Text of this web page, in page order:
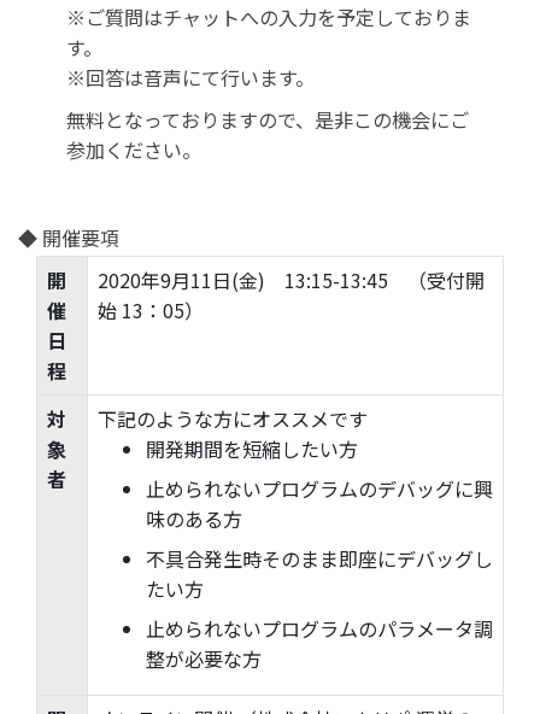
※ご質問はチャットへの入力を予定しておりま
す。
※回答は音声にて行います。
無料となっておりますので、是非この機会にご
参加ください。
◆ 開催要項
開
催
日
程
2020年9月11日(金) 13:15-13:45 （受付開
始 13：05）
対
象
者
下記のような方にオススメです
開発期間を短縮したい方
止められないプログラムのデバッグに興
味のある方
不具合発生時そのまま即座にデバッグし
たい方
止められないプログラムのパラメータ調
整が必要な方